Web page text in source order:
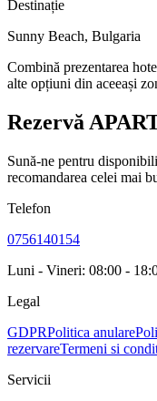
Destinație
Sunny Beach, Bulgaria
Combină prezentarea
alte opțiuni din aceeași
Rezervă
Sună-ne pentru
recomandarea celei mai
Telefon
0756140154
Luni - Vineri: 08:00 -
Legal
GDPRPolitica anulare
rezervareTermeni si
Servicii